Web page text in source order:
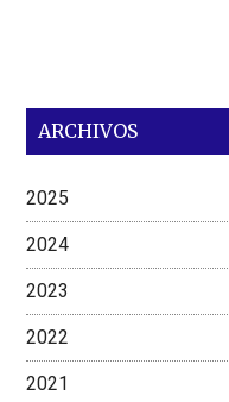
ARCHIVOS
2025
2024
2023
2022
2021